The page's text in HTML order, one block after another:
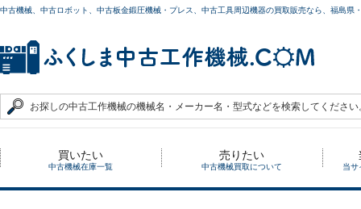
中古機械、中古ロボット、中古板金鍛圧機械・プレス、中古工具周辺機器の買取販売なら、福島
買いたい
中古機械在庫一覧
売りたい
中古機械買取について 当サ